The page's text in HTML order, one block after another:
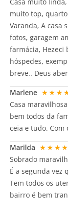
muito top,
Varanda, A casa
fotos, garagem
farmácia, Hezeci
hóspedes,
breve.. Deus
Marlene
Casa
bem todos da
ceia e tudo. Com
Marilda
Sobrado
É a segunda vez
Tem todos os
bairro é bem